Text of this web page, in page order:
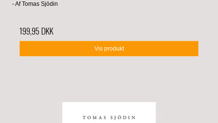
- Af Tomas Sjödin
199,95 DKK
Vis produkt